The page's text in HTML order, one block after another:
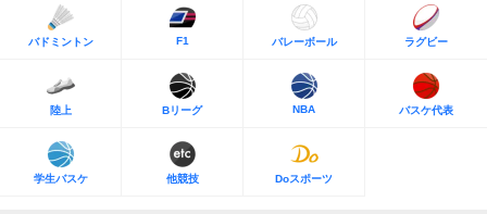
バドミントン F1 バレーボール ラグビー
陸上 Bリーグ NBA バスケ代表
学生バスケ 他競技 Doスポーツ